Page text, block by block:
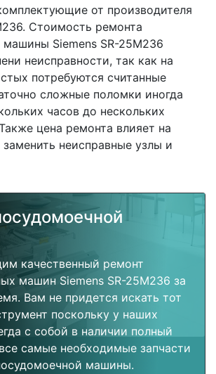
от производителя
Стоимость ремонта
Siemens SR-25M236
неисправности, так как на
потребуются считанные
сложные поломки иногда
часов до нескольких
цена ремонта влияет на
неисправные узлы и
качественный ремонт
машин Siemens SR-25M236 за
Вам не придется искать тот
поскольку у наших
с собой в наличии полный
самые необходимые запчасти
машины.